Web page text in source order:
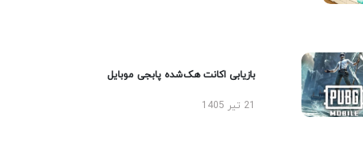
بازیابی اکانت هک‌شده پابجی موبایل